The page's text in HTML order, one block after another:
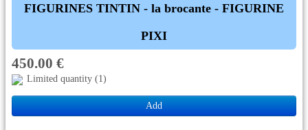
FIGURINES TINTIN - la brocante - FIGURINE
PIXI
450.00 €
Limited quantity (1)
Add